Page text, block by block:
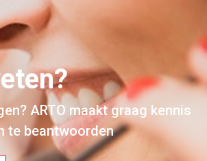
ARTO maakt graag kennis
te beantwoorden